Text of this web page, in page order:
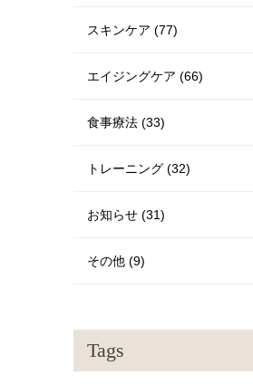
スキンケア (77)
エイジングケア (66)
食事療法 (33)
トレーニング (32)
お知らせ (31)
その他 (9)
Tags